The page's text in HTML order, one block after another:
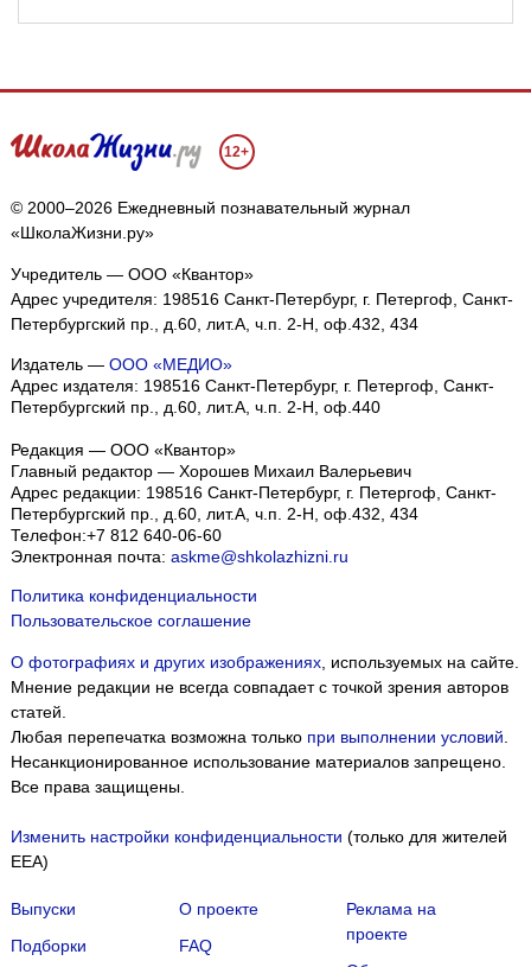
12+
© 2000–2026 Ежедневный познавательный журнал
«ШколаЖизни.ру»
Учредитель — ООО «Квантор»
Адрес учредителя: 198516 Санкт-Петербург, г. Петергоф, Санкт-
Петербургский пр., д.60, лит.А, ч.п. 2-Н, оф.432, 434
Издатель — ООО «МЕДИО»
Адрес издателя: 198516 Санкт-Петербург, г. Петергоф, Санкт-
Петербургский пр., д.60, лит.А, ч.п. 2-Н, оф.440
Редакция — ООО «Квантор»
Главный редактор — Хорошев Михаил Валерьевич
Адрес редакции: 198516 Санкт-Петербург, г. Петергоф Санкт-
Петербургский пр., д.60, лит.А, ч.п. 2-Н, оф.432, 434
Телефон:+7 812 640-06-60
Электронная почта: askme@shkolazhizni.ru
Политика конфиденциальности
Пользовательское соглашение
О фотографиях и других изображениях, используемых на сайте.
Мнение редакции не всегда совпадает с точкой зрения авторов
статей.
Любая перепечатка возможна только при выполнении условий
Несанкционированное использование материалов запрещено.
Все права защищены.
Изменить настройки конфиденциальности (только для жителей
EEA)
Выпуски
Подборки
О проекте
FAQ
Реклама на
проекте